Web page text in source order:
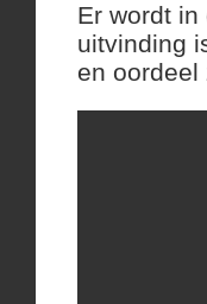
Er wordt
uitvinding
en